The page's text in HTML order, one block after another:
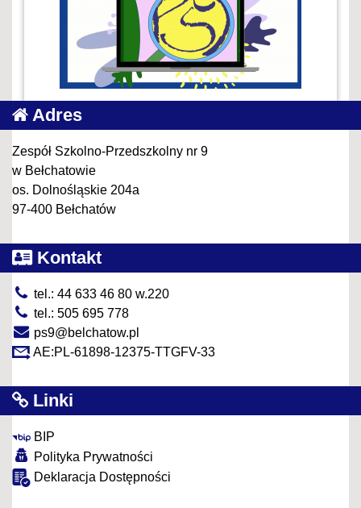
Adres
Zespół Szkolno-Przedszkolny nr 9
w Bełchatowie
os. Dolnośląskie 204a
97-400 Bełchatów
Kontakt
tel.: 44 633 46 80 w.220
tel.: 505 695 778
ps9@belchatow.pl
AE:PL-61898-12375-TTGFV-33
Linki
BIP
Polityka Prywatności
Deklaracja Dostępności